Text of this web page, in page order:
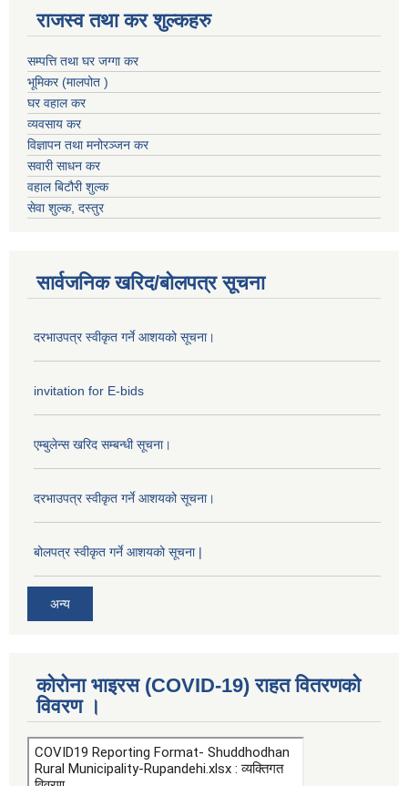
राजस्व तथा कर शुल्कहरु
सम्पत्ति तथा घर जग्गा कर
भूमिकर (मालपोत )
घर वहाल कर
व्यवसाय कर
विज्ञापन तथा मनोरञ्जन कर
सवारी साधन कर
वहाल बिटौरी शुल्क
सेवा शुल्क, दस्तुर
सार्वजनिक खरिद/बोलपत्र सूचना
दरभाउपत्र स्वीकृत गर्ने आशयको सूचना।
invitation for E-bids
एम्बुलेन्स खरिद सम्बन्धी सूचना।
दरभाउपत्र स्वीकृत गर्ने आशयको सूचना।
बोलपत्र स्वीकृत गर्ने आशयको सूचना |
अन्य
कोरोना भाइरस (COVID-19) राहत वितरणको
विवरण ।